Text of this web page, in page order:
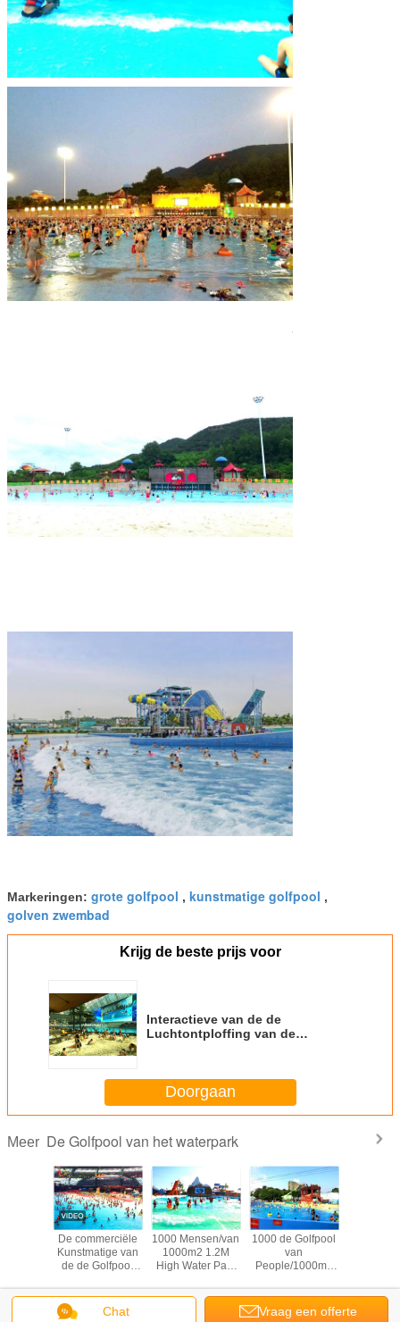
Markeringen: grote golfpool , kunstmatige golfpool ,
golven zwembad
Krijg de beste prijs voor
Interactieve van de de
Luchtontploffing van de
Doorgaan
Meer De Golfpool van het waterpark
De commerciële
Kunstmatige van
de de Golfpool
Waterpretpark
Machine van de
de Lucht
1000 Mensen/van
1000m2 1.2M
High Water Park
Volwassenen
1000 de Golfpool
van
People/1000m2
Park voor
Volwassenen
Surfable
voor de
Chat Vraag een offerte
Veranderingstaal